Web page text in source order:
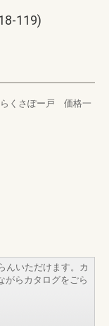
119)
くさぽー戸 価格一
んいただけます。カ
がらカタログをごら